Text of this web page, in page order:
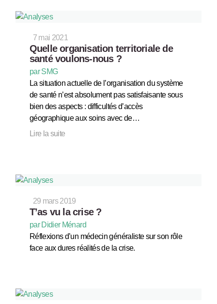
7 mai 2021
Quelle organisation territoriale de
santé voulons-nous ?
par SMG
La situation actuelle de l’organisation du système
de santé n’est absolument pas satisfaisante sous
bien des aspects : difficultés d’accès
géographique aux soins avec de…
Lire la suite
29 mars 2019
T’as vu la crise ?
par Didier Ménard
Réflexions d’un médecin généraliste sur son rôle
face aux dures réalités de la crise.